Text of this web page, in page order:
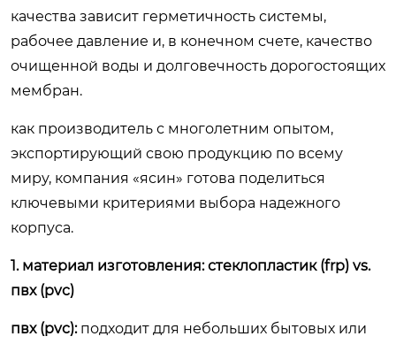
качества зависит герметичность системы,
рабочее давление и, в конечном счете, качество
очищенной воды и долговечность дорогостоящих
мембран.
как производитель с многолетним опытом,
экспортирующий свою продукцию по всему
миру, компания «ясин» готова поделиться
ключевыми критериями выбора надежного
корпуса.
1. материал изготовления: стеклопластик (frp) vs.
пвх (pvc)
пвх (pvc):подходит для небольших бытовых или